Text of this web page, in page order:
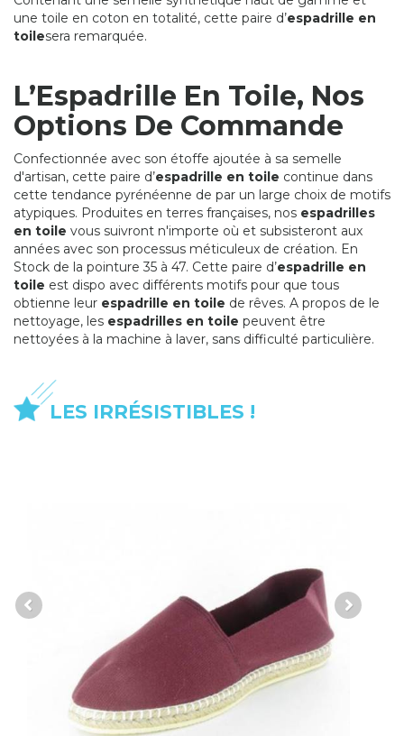
une toile en coton en totalité, cette paire d’espadrille en
toilesera remarquée.
L’Espadrille En Toile, Nos
Options De Commande
Confectionnée avec son étoffe ajoutée à sa semelle
d'artisan, cette paire d’espadrille en toile continue dans
cette tendance pyrénéenne de par un large choix de motifs
atypiques. Produites en terres françaises, nos espadrilles
en toile vous suivront n'importe où et subsisteront aux
années avec son processus méticuleux de création. En
Stock de la pointure 35 à 47. Cette paire d’espadrille en
toile est dispo avec différents motifs pour que tous
obtienne leur espadrille en toile de rêves. A propos de le
nettoyage, les espadrilles en toile peuvent être
nettoyées à la machine à laver, sans difficulté particulière.
LES IRRÉSISTIBLES !